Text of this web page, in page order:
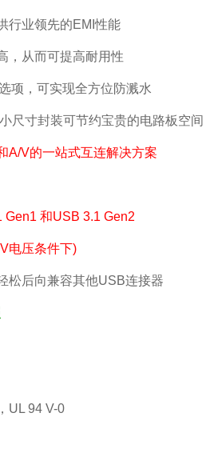
行业领先的EMI性能
，从而可提高耐用性
项，可实现全方位防溅水
尺寸封装可节约宝贵的电路板空间
A/V的一站式互连解决方案
Gen1 和USB 3.1 Gen2
电压条件下)
松后向兼容其他USB连接器
UL 94 V-0